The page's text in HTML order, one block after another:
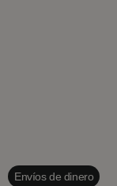
Envíos de dinero